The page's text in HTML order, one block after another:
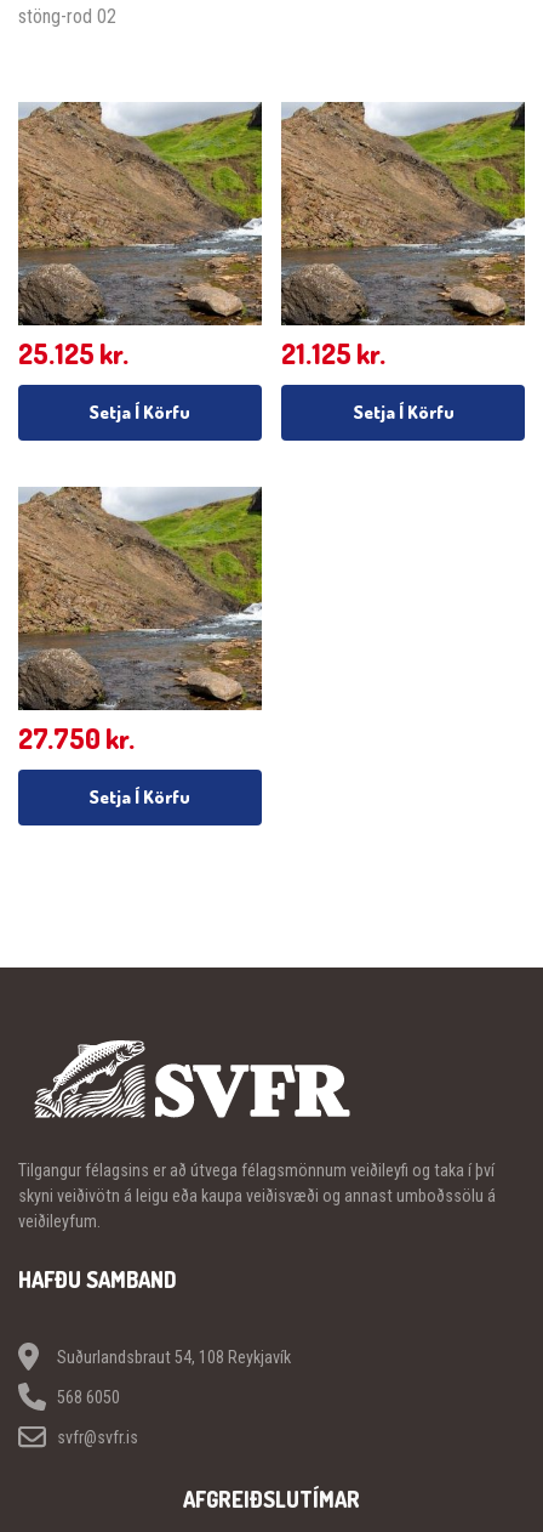
stöng-rod 02
25.125 kr.
Setja Í Körfu
21.125 kr.
Setja Í Körfu
27.750 kr.
Setja Í Körfu
Tilgangur félagsins er að útvega félagsmönnum veiðileyfi og taka í því
skyni veiðivötn á leigu eða kaupa veiðisvæði og annast umboðssölu á
veiðileyfum.
HAFÐU SAMBAND
Suðurlandsbraut 54, 108 Reykjavík
568 6050
svfr@svfr.is
AFGREIÐSLUTÍMAR